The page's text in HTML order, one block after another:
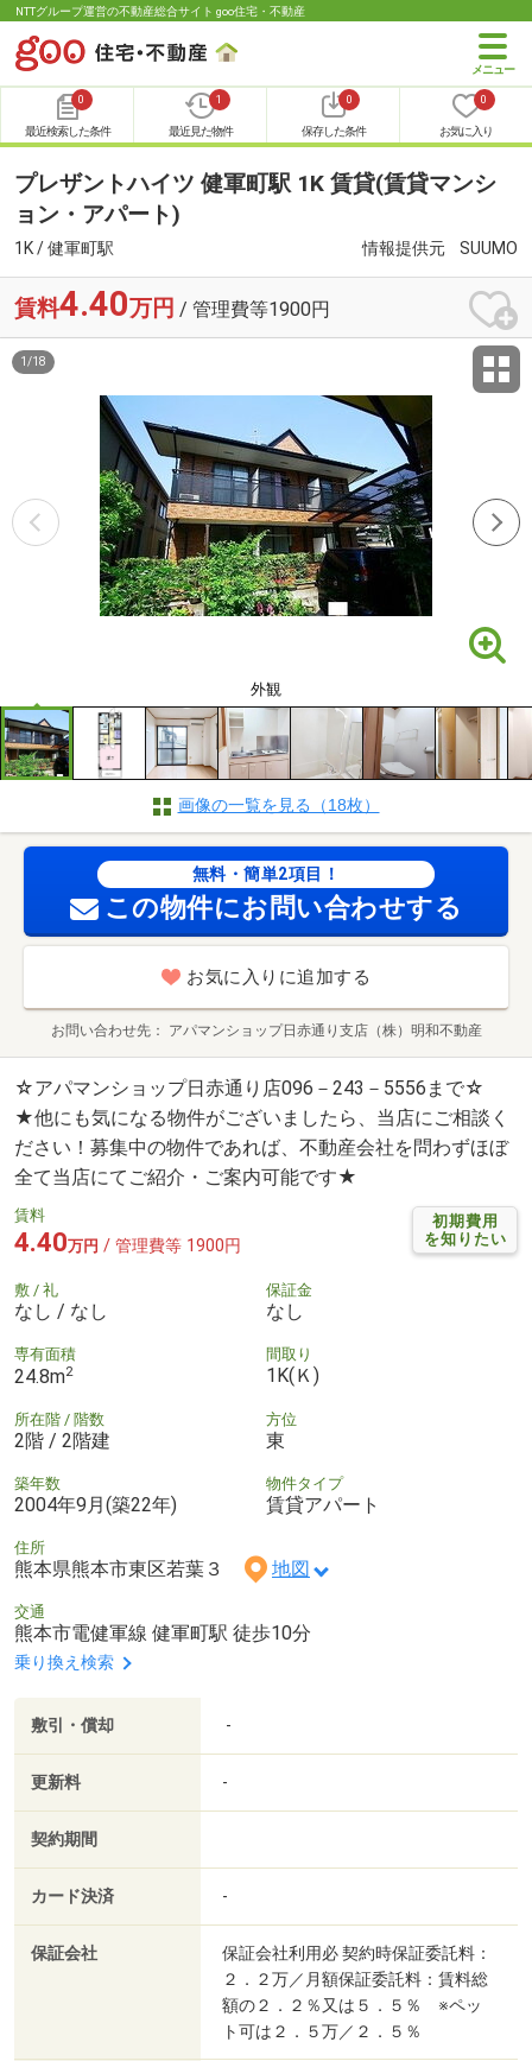
NTTグループ運営の不動産総合サイト goo住宅・不動産
0
最近検索した条件
1
最近見た物件
0
保存した条件
0
お気に入り
プレザントハイツ 健軍町駅 1K 賃貸(賃貸マンシ
ョン・アパート)
1K / 健軍町駅 情報提供元 SUUMO
賃料4.40万円 / 管理費等1900円
外観
1 /18
画像の一覧を見る（18枚）
無料・簡単2項目！
この物件にお問い合わせする
お気に入りに追加する
お問い合わせ先 アパマンショップ日赤通り支店（株）明和不動産
☆アパマンショップ日赤通り店096－243－5556まで☆
★他にも気になる物件がございましたら、当店にご相談く
ださい！募集中の物件であれば、不動産会社を問わずほぼ
全て当店にてご紹介・ご案内可能です★
初期費用
を知りたい
賃料
4.40万円 / 管理費等 1900円
敷 / 礼
なし / なし
保証金
なし
専有面積
24.8m2
間取り
1K(Ｋ)
所在階 / 階数
2階 / 2階建
方位
東
築年数
2004年9月(築22年)
物件タイプ
賃貸アパート
住所
熊本県熊本市東区若葉３ 地図
交通
熊本市電健軍線 健軍町駅 徒歩10分
乗り換え検索
敷引・償却 -
更新料 -
契約期間
カード決済 -
保証会社
保証会社利用必 契約時保証委託料：
２．２万／月額保証委託料：賃料総
額の２．２％又は５．５％ ※ペッ
ト可は２．５万／２．５％